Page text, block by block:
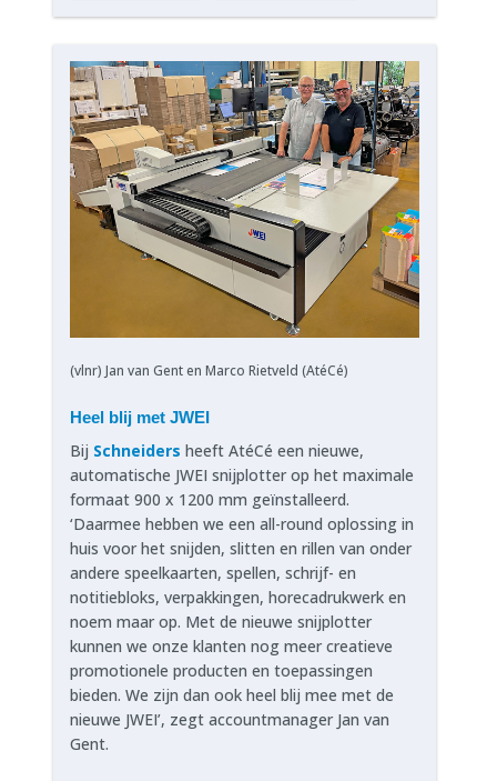
(vlnr) Jan van Gent en Marco Rietveld (AtéCé)
Heel blij met JWEI
Bij Schneiders heeft AtéCé een nieuwe,
automatische JWEI snijplotter op het maximale
formaat 900 x 1200 mm geïnstalleerd.
‘Daarmee hebben we een all-round oplossing in
huis voor het snijden, slitten en rillen van onder
andere speelkaarten, spellen, schrijf- en
notitiebloks, verpakkingen, horecadrukwerk en
noem maar op. Met de nieuwe snijplotter
kunnen we onze klanten nog meer creatieve
promotionele producten en toepassingen
bieden. We zijn dan ook heel blij mee met de
nieuwe JWEI’, zegt accountmanager Jan van
Gent.